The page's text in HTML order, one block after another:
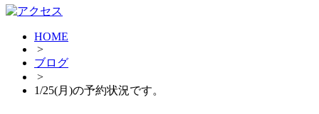
HOME
>
ブログ
>
1/25(月)の予約状況です。